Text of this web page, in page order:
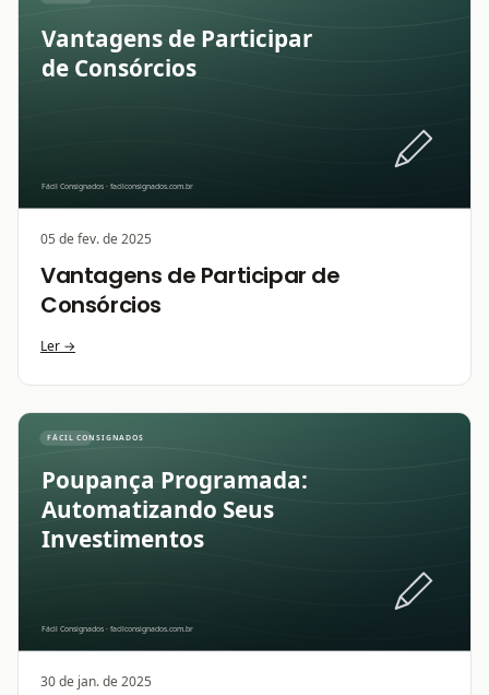
05 de fev. de 2025
Vantagens de Participar de
Consórcios
Ler →
30 de jan. de 2025